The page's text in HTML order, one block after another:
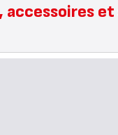
accessoires